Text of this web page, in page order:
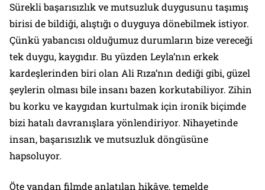
Sürekli başarısızlık ve mutsuzluk duygusunu taşımış
birisi de bildiği, alıştığı o duyguya dönebilmek istiyor.
Çünkü yabancısı olduğumuz durumların bize vereceği
tek duygu, kaygıdır. Bu yüzden Leyla’nın erkek
kardeşlerinden biri olan Ali Rıza’nın dediği gibi, güzel
şeylerin olması bile insanı bazen korkutabiliyor. Zihin
bu korku ve kaygıdan kurtulmak için ironik biçimde
bizi hatalı davranışlara yönlendiriyor. Nihayetinde
insan, başarısızlık ve mutsuzluk döngüsüne
hapsoluyor.
Öte yandan filmde anlatılan hikâye, temelde